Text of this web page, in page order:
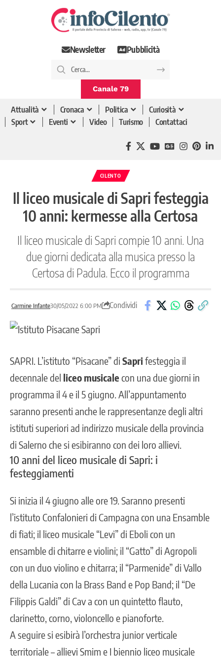
Newsletter Pubblicità
Canale 79
Attualità Cronaca Politica
Curiosità
Sport
Eventi Video Turismo Contattaci
CILENTO
Il liceo musicale di Sapri festeggia
10 anni: kermesse alla Certosa
Il liceo musicale di Sapri compie 10 anni. Una
due giorni dedicata alla musica presso la
Certosa di Padula. Ecco il programma
Carmine Infante30/05/2022 6:00 PM Condividi
SAPRI . L’istituto “Pisacane” di Saprifesteggia il
decennale del liceo musicale con una due giorni in
programma il 4 e il 5 giugno. All’appuntamento
saranno presenti anche le rappresentanze degli altri
istituti superiori ad indirizzo musicale della provincia
di Salerno che si esibiranno con dei loro allievi.
10 anni del liceo musicale di Sapri: i
festeggiamenti
Si inizia il 4 giugno alle ore 19. Saranno presenti
l’istituto Confalonieri di Campagna con una Ensamble
di fiati; il liceo musicale “Levi” di Eboli con un
ensamble di chitarre e violini; il “Gatto” di Agropoli
con un duo violino e chitarra; il “Parmenide” di Vallo
della Lucania con la Brass Band e Pop Band; il “De
Filippis Galdi” di Cav a con un quintetto flauto,
clarinetto, corno, violoncello e pianoforte.
A seguire si esibirà l’orchestra junior verticale
territoriale – allievi Smim e I biennio liceo musicale